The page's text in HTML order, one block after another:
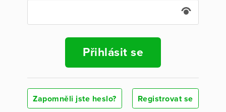
Přihlásit se
Zapomněli jste heslo? Registrovat se